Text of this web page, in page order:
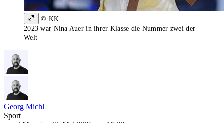
© KK
2023 war Nina Auer in ihrer Klasse die Nummer zwei der
Welt
Georg Michl
Sport